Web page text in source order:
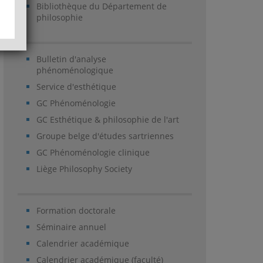
Bibliothèque du Département de
philosophie
Bulletin d'analyse
phénoménologique
Service d'esthétique
GC Phénoménologie
GC Esthétique & philosophie de l'art
Groupe belge d'études sartriennes
GC Phénoménologie clinique
Liège Philosophy Society
Formation doctorale
Séminaire annuel
Calendrier académique
Calendrier académique (faculté)